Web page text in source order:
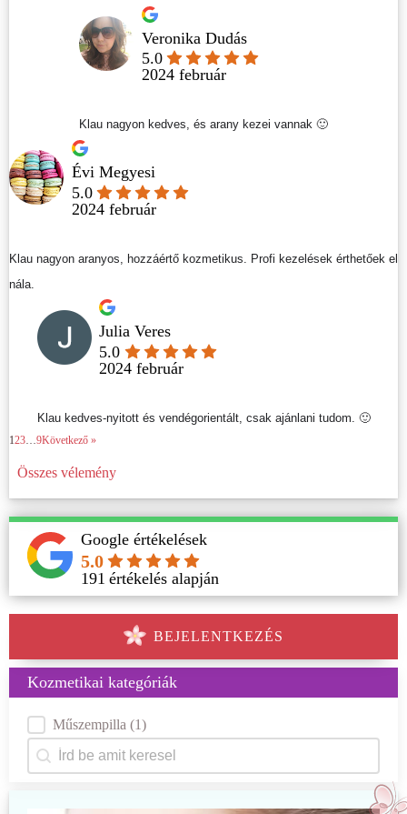
Kozmetikai kategóriák
Kategóriák
Műszempilla (1)
Keresés
Search content
BEJELENTKEZÉS
Google értékelések
5.0
191 értékelés alapján
Veronika Dudás
5.0
2024 február
Klau nagyon kedves, és arany kezei vannak 🙂
Évi Megyesi
5.0
2024 február
Klau nagyon aranyos, hozzáértő kozmetikus. Profi kezelések érthetőek el
nála.
Julia Veres
5.0
2024 február
Klau kedves-nyitott és vendégorientált, csak ajánlani tudom. 🙂
123 9Következő »
Összes vélemény